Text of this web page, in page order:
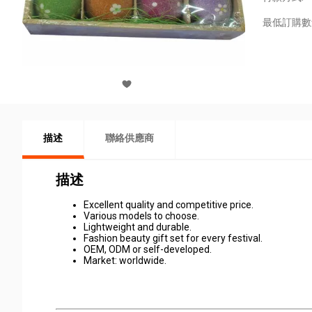
最低訂購
描述 聯絡供應商
描述
Excellent quality and competitive price.
Various models to choose.
Lightweight and durable.
Fashion beauty gift set for every festival.
OEM, ODM or self-developed.
Market: worldwide.